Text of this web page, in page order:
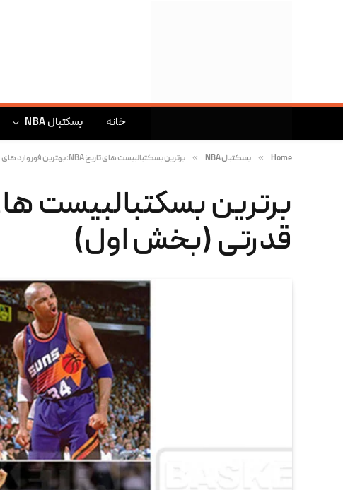
خانه بسکتبال NBA
Home
» بسکتبال NBA » برترین بسکتبالبیست های تاریخ NBA: بهترین فوروارد های قدرتی (بخش اول)
قدرتی (بخش اول)